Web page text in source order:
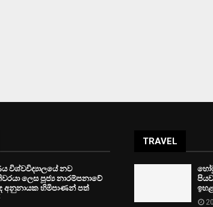
විශ්වවිද්‍යාලයේ නව
ලෙස පූජ්‍ය නාරම්පනාවේ
අනුනායක හිමිපාණන් පත්
TRAVEL